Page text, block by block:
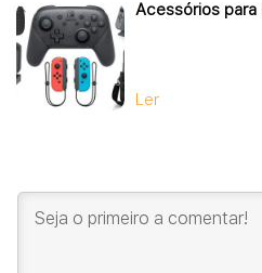
Acessórios
Ler